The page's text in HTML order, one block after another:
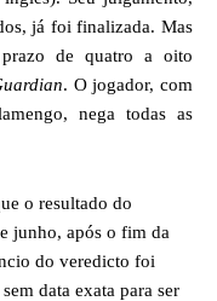
já foi finalizada. Mas
de quatro a oito
. O jogador, com
nega todas as
o resultado do
junho, após o fim da
do veredicto foi
data exata para ser